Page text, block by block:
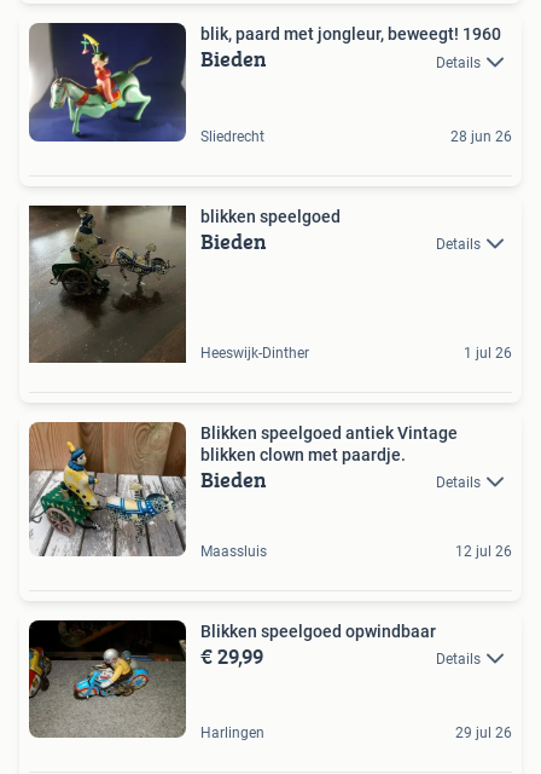
blik, paard met jongleur, beweegt! 1960
Bieden Details
Sliedrecht 28 jun 26
blikken speelgoed
Bieden Details
Heeswijk-Dinther 1 jul 26
Blikken speelgoed antiek Vintage
blikken clown met paardje.
Bieden Details
Maassluis 12 jul 26
Blikken speelgoed opwindbaar
€ 29,99 Details
Harlingen 29 jul 26